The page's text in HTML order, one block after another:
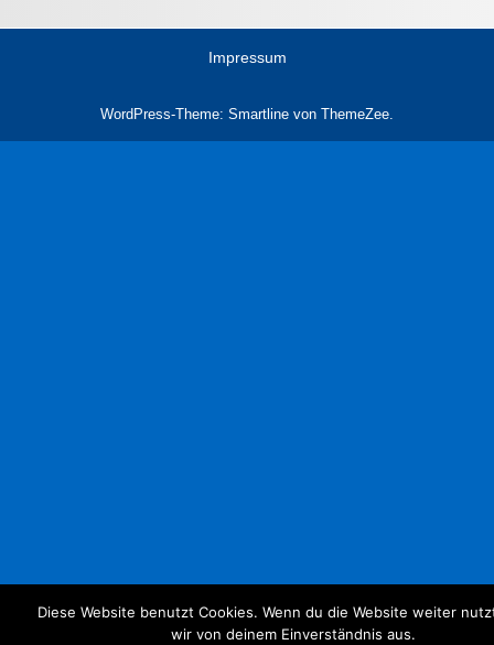
Impressum
WordPress-Theme: Smartline von ThemeZee.
Diese Website benutzt Cookies. Wenn du die Website weiter
wir von deinem Einverständnis aus.